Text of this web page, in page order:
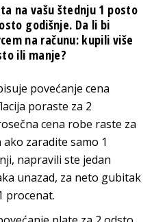
na vašu štednju 1 posto
godišnje. Da li bi
na računu: kupili više
ili manje?
povećanje cena
poraste za 2
cena robe raste za
zaradite samo 1
napravili ste jedan
unazad, za neto gubitak
procenat.